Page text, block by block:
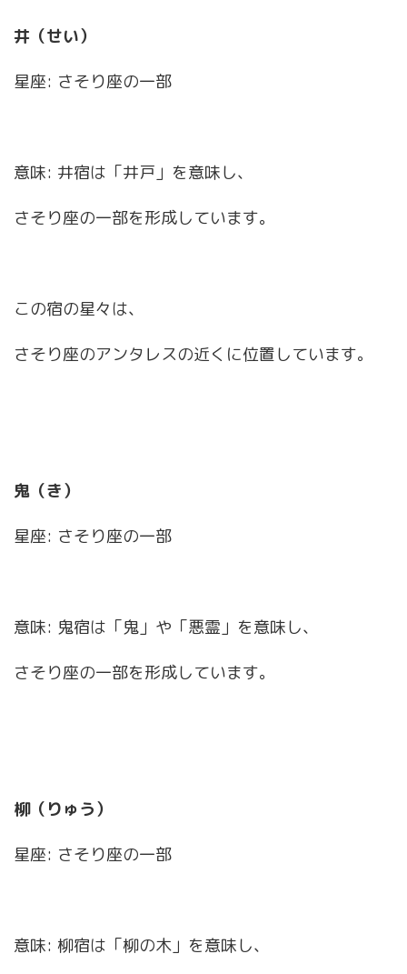
井（せい）
星座: さそり座の一部
意味: 井宿は「井戸」を意味し、
さそり座の一部を形成しています。
この宿の星々は、
さそり座のアンタレスの近くに位置しています。
鬼（き）
星座: さそり座の一部
意味: 鬼宿は「鬼」や「悪霊」を意味し、
さそり座の一部を形成しています。
柳（りゅう）
星座: さそり座の一部
意味: 柳宿は「柳の木」を意味し、